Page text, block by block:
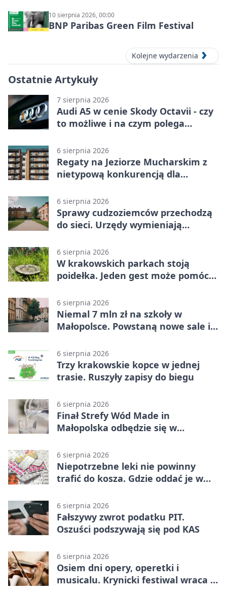
10 sierpnia 2026, 00:00
BNP Paribas Green Film Festival
Kolejne wydarzenia
Ostatnie Artykuły
7 sierpnia 2026
Audi A5 w cenie Skody Octavii - czy
to możliwe i na czym polega
6 sierpnia 2026
Regaty na Jeziorze Mucharskim z
nietypową konkurencją dla
6 sierpnia 2026
Sprawy cudzoziemców przechodzą
do sieci. Urzędy wymieniają
6 sierpnia 2026
W krakowskich parkach stoją
poidełka. Jeden gest może pomóc
6 sierpnia 2026
Niemal 7 mln zł na szkoły w
Małopolsce. Powstaną nowe sale i
6 sierpnia 2026
Trzy krakowskie kopce w jednej
trasie. Ruszyły zapisy do biegu
6 sierpnia 2026
Finał Strefy Wód Made in
Małopolska odbędzie się w
6 sierpnia 2026
Niepotrzebne leki nie powinny
trafić do kosza. Gdzie oddać je w
6 sierpnia 2026
Fałszywy zwrot podatku PIT.
Oszuści podszywają się pod KAS
6 sierpnia 2026
Osiem dni opery, operetki i
musicalu. Krynicki festiwal wraca z